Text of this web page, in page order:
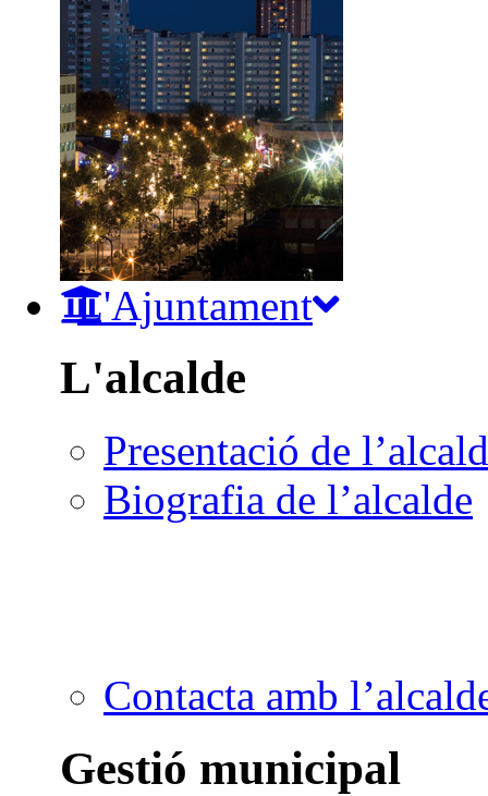
L'Ajuntament
L'alcalde
Presentació de
Biografia de l’alcalde
Contacta amb
Gestió municipal